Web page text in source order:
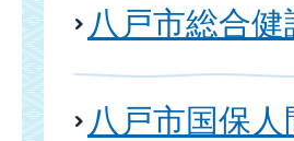
八戸市総合
八戸市国保人